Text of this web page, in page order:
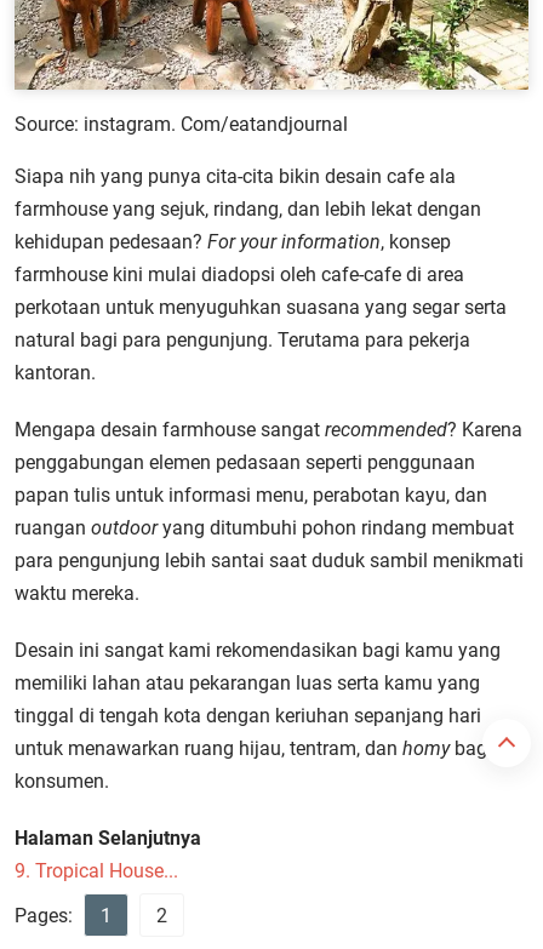
Source: instagram. Com/eatandjournal
Siapa nih yang punya cita-cita bikin desain cafe ala
farmhouse yang sejuk, rindang, dan lebih lekat dengan
kehidupan pedesaan? For your information, konsep
farmhouse kini mulai diadopsi oleh cafe-cafe di area
perkotaan untuk menyuguhkan suasana yang segar serta
natural bagi para pengunjung. Terutama para pekerja
kantoran.
Mengapa desain farmhouse sangat recommended? Karena
penggabungan elemen pedasaan seperti penggunaan
papan tulis untuk informasi menu, perabotan kayu, dan
ruangan outdooryang ditumbuhi pohon rindang membuat
para pengunjung lebih santai saat duduk sambil menikmati
waktu mereka.
Desain ini sangat kami rekomendasikan bagi kamu yang
memiliki lahan atau pekarangan luas serta kamu yang
tinggal di tengah kota dengan keriuhan sepanjang hari
untuk menawarkan ruang hijau, tentram, dan homybagi
konsumen.
Halaman Selanjutnya
9. Tropical House...
Pages:
1 2